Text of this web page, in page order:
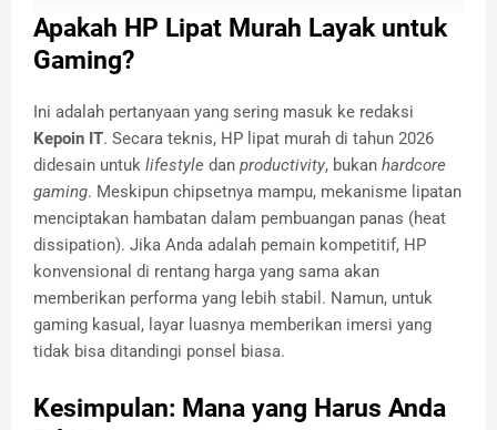
Apakah HP Lipat Murah Layak untuk
Gaming?
Ini adalah pertanyaan yang sering masuk ke redaksi
Kepoin IT. Secara teknis, HP lipat murah di tahun 2026
didesain untuk lifestyle dan productivity, bukan hardcore
gaming. Meskipun chipsetnya mampu, mekanisme lipatan
menciptakan hambatan dalam pembuangan panas (heat
dissipation). Jika Anda adalah pemain kompetitif, HP
konvensional di rentang harga yang sama akan
memberikan performa yang lebih stabil. Namun, untuk
gaming kasual, layar luasnya memberikan imersi yang
tidak bisa ditandingi ponsel biasa.
Kesimpulan: Mana yang Harus Anda